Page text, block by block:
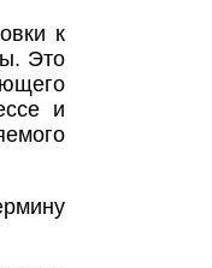
к
Это
и